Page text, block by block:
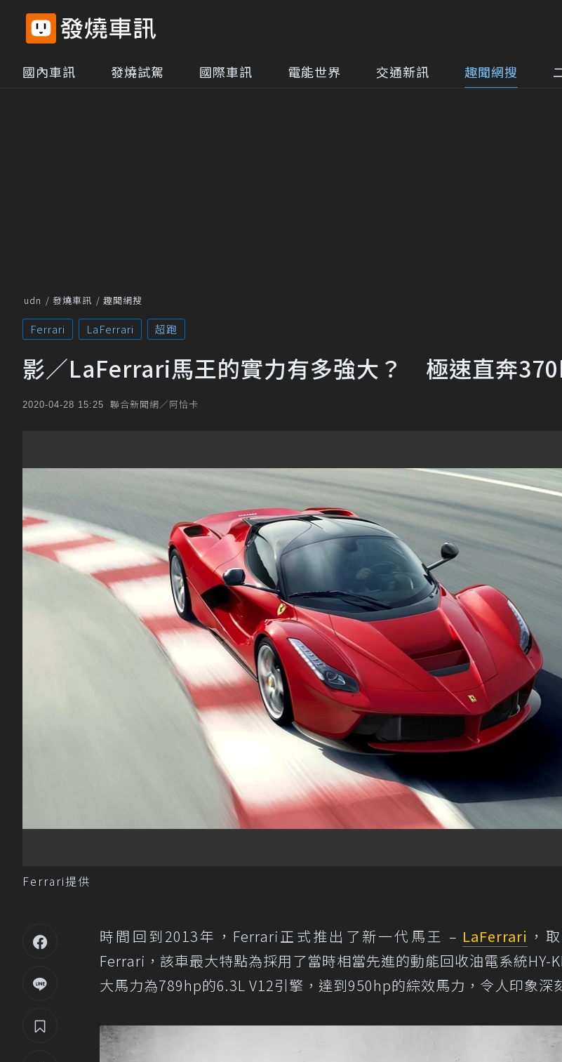
國內車訊 發燒試駕 國際車訊 電能世界 交通新訊 趣聞網搜
udn 發燒車訊 趣聞網搜
Ferrari LaFerrari 超跑
影／LaFerrari馬王的實力有多強大？ 極速直奔
2020-04-28 15:25 聯合新聞網／阿恰卡
Ferrari提供
時間回到2013年，Ferrari正式推出了新一代馬王 – LaFerrari ，
Ferrari，該車最大特點為採用了當時相當先進的動能回收油電系統HY-
大馬力為789hp的6.3L V12引擎，達到950hp的綜效馬力，令人印象深